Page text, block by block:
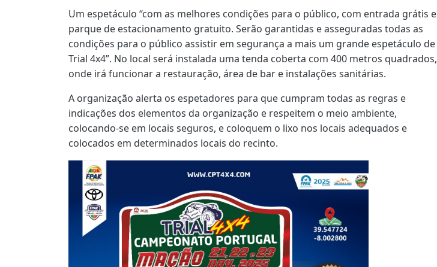
Um espetáculo “com as melhores condições para o público, com entrada grátis e
parque de estacionamento gratuito. Serão garantidas e asseguradas todas as
condições para o público assistir em segurança a mais um grande espetáculo de
Trial 4x4”. No local será instalada uma tenda coberta com 400 metros quadrados,
onde irá funcionar a restauração, área de bar e instalações sanitárias.
A organização alerta os espetadores para que cumpram todas as regras e
indicações dos elementos da organização e respeitem o meio ambiente,
colocando-se em locais seguros, e coloquem o lixo nos locais adequados e
colocados em determinados locais do recinto.